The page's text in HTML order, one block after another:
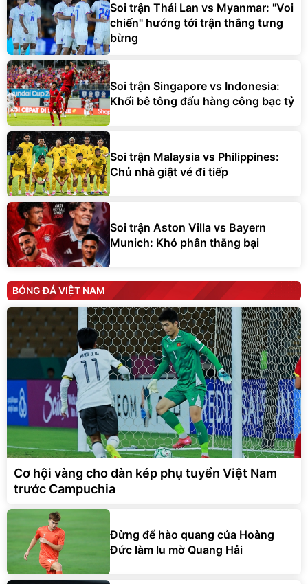
Soi trận Thái Lan vs Myanmar: "Voi
chiến" hướng tới trận thắng tưng
bừng
Soi trận Singapore vs Indonesia:
Khối bê tông đấu hàng công bạc tỷ
Soi trận Malaysia vs Philippines:
Chủ nhà giật vé đi tiếp
Soi trận Aston Villa vs Bayern
Munich: Khó phân thắng bại
BÓNG ĐÁ VIỆT NAM
Cơ hội vàng cho dàn kép phụ tuyển Việt Nam
trước Campuchia
Đừng để hào quang của Hoàng
Đức làm lu mờ Quang Hải